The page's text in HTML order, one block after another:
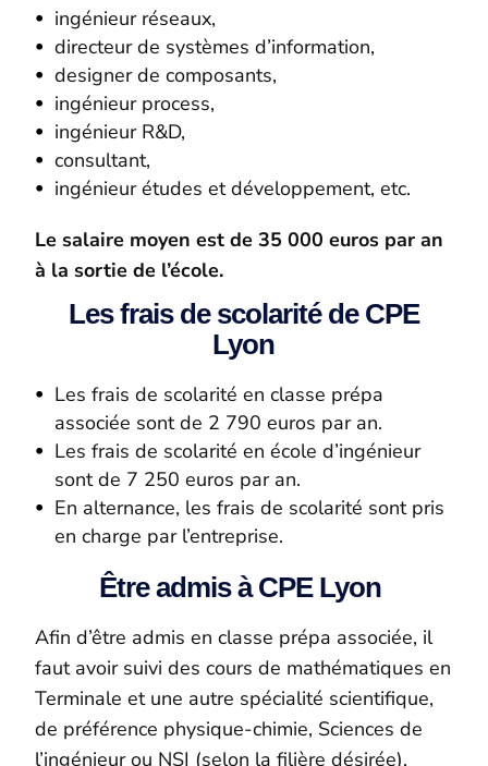
ingénieur réseaux,
directeur de systèmes d’information,
designer de composants,
ingénieur process,
ingénieur R&D,
consultant,
ingénieur études et développement, etc.
Le salaire moyen est de 35 000 euros par an
à la sortie de l’école.
Les frais de scolarité de CPE
Lyon
Les frais de scolarité en classe prépa
associée sont de 2 790 euros par an.
Les frais de scolarité en école d’ingénieur
sont de 7 250 euros par an.
En alternance, les frais de scolarité sont pris
en charge par l’entreprise.
Être admis à CPE Lyon
Afin d’être admis en classe prépa associée, il
faut avoir suivi des cours de mathématiques en
Terminale et une autre spécialité scientifique,
de préférence physique-chimie, Sciences de
l’ingénieur ou NSI (selon la filière désirée).